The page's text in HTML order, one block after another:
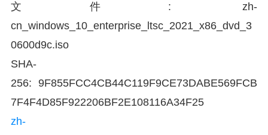
文件: zh-
cn_windows_10_enterprise_ltsc_2021_x86_dvd_3
0600d9c.iso
SHA-
256: 9F855FCC4CB44C119F9CE73DABE569FCB
7F4F4D85F922206BF2E108116A34F25
zh-